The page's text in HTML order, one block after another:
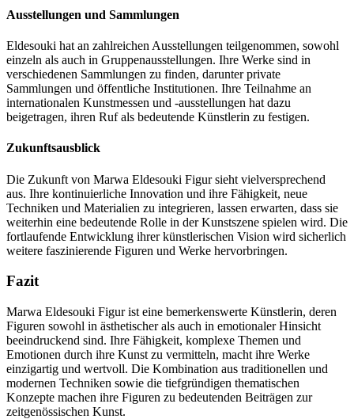
Ausstellungen und Sammlungen
Eldesouki hat an zahlreichen Ausstellungen teilgenommen, sowohl
einzeln als auch in Gruppenausstellungen. Ihre Werke sind in
verschiedenen Sammlungen zu finden, darunter private
Sammlungen und öffentliche Institutionen. Ihre Teilnahme an
internationalen Kunstmessen und -ausstellungen hat dazu
beigetragen, ihren Ruf als bedeutende Künstlerin zu festigen.
Zukunftsausblick
Die Zukunft von Marwa Eldesouki Figur sieht vielversprechend
aus. Ihre kontinuierliche Innovation und ihre Fähigkeit, neue
Techniken und Materialien zu integrieren, lassen erwarten, dass sie
weiterhin eine bedeutende Rolle in der Kunstszene spielen wird. Die
fortlaufende Entwicklung ihrer künstlerischen Vision wird sicherlich
weitere faszinierende Figuren und Werke hervorbringen.
Fazit
Marwa Eldesouki Figur ist eine bemerkenswerte Künstlerin, deren
Figuren sowohl in ästhetischer als auch in emotionaler Hinsicht
beeindruckend sind. Ihre Fähigkeit, komplexe Themen und
Emotionen durch ihre Kunst zu vermitteln, macht ihre Werke
einzigartig und wertvoll. Die Kombination aus traditionellen und
modernen Techniken sowie die tiefgründigen thematischen
Konzepte machen ihre Figuren zu bedeutenden Beiträgen zur
zeitgenössischen Kunst.